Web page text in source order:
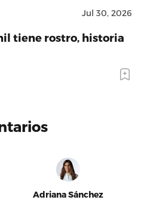
Jul 30, 2026
tiene rostro, historia
Adriana Sánchez